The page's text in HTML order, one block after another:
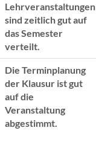
Lehrveranstaltungen
sind zeitlich gut auf
das Semester
verteilt.
Die Terminplanung
der Klausur ist gut
auf die
Veranstaltung
abgestimmt.